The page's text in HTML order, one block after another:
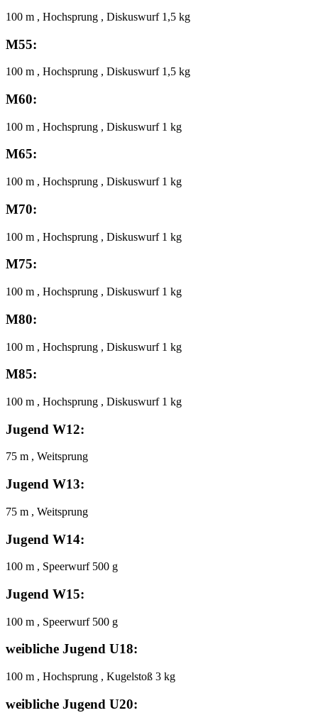
100 m , Hochsprung , Diskuswurf 1,5 kg
M55:
100 m , Hochsprung , Diskuswurf 1,5 kg
M60:
100 m , Hochsprung , Diskuswurf 1 kg
M65:
100 m , Hochsprung , Diskuswurf 1 kg
M70:
100 m , Hochsprung , Diskuswurf 1 kg
M75:
100 m , Hochsprung , Diskuswurf 1 kg
M80:
100 m , Hochsprung , Diskuswurf 1 kg
M85:
100 m , Hochsprung , Diskuswurf 1 kg
Jugend W12:
75 m , Weitsprung
Jugend W13:
75 m , Weitsprung
Jugend W14:
100 m , Speerwurf 500 g
Jugend W15:
100 m , Speerwurf 500 g
weibliche Jugend U18:
100 m , Hochsprung , Kugelstoß 3 kg
weibliche Jugend U20: